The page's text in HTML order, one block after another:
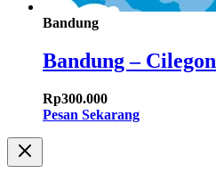
Bandung
Bandung – Cilegon
Rp300.000
Pesan Sekarang